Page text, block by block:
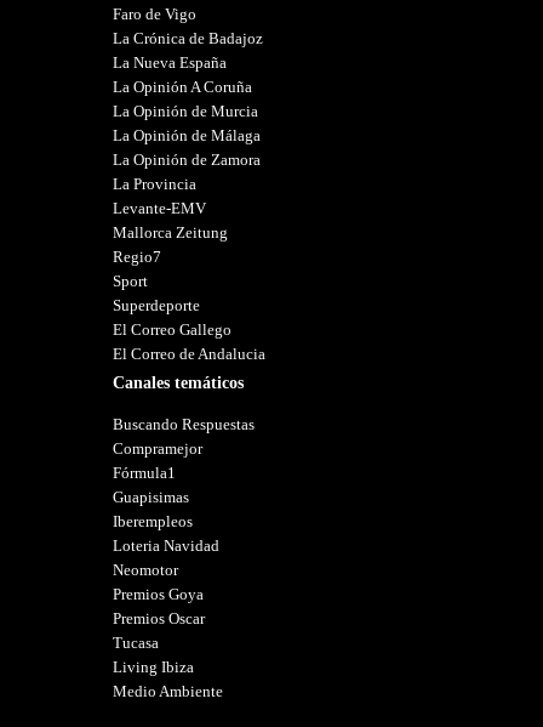
Faro de Vigo
La Crónica de Badajoz
La Nueva España
La Opinión A Coruña
La Opinión de Murcia
La Opinión de Málaga
La Opinión de Zamora
La Provincia
Levante-EMV
Mallorca Zeitung
Regio7
Sport
Superdeporte
El Correo Gallego
El Correo de Andalucia
Canales temáticos
Buscando Respuestas
Compramejor
Fórmula1
Guapisimas
Iberempleos
Loteria Navidad
Neomotor
Premios Goya
Premios Oscar
Tucasa
Living Ibiza
Medio Ambiente